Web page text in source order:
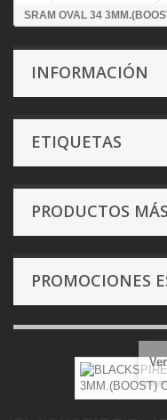
SRAM OVAL 34
INFORMACIÓN
ETIQUETAS
PRODUCTOS
PROMOCIONES